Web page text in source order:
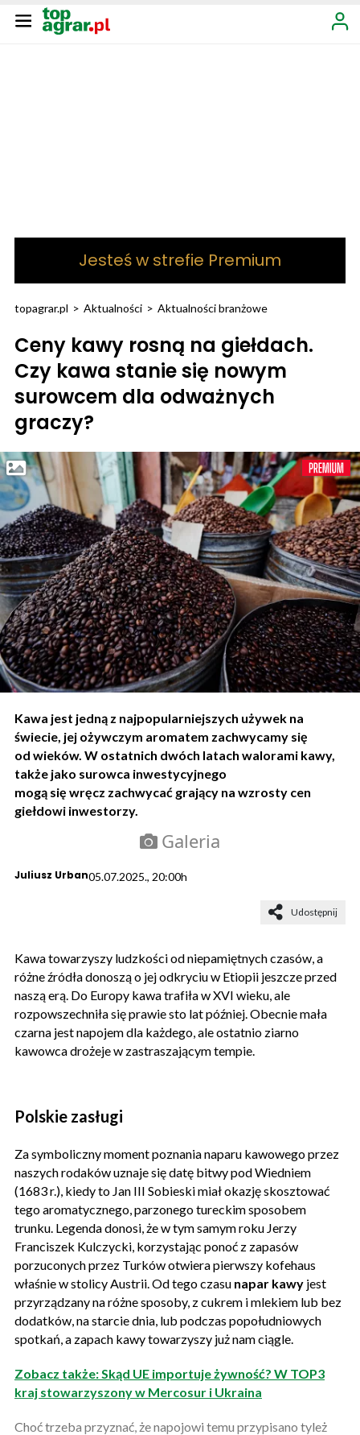
Jesteś w strefie Premium
topagrar.pl > Aktualności > Aktualności branżowe
Ceny kawy rosną na giełdach.
Czy kawa stanie się nowym
surowcem dla odważnych
graczy?
Kawa jest jedną z najpopularniejszych używek na
świecie, jej ożywczym aromatem zachwycamy się
od wieków. W ostatnich dwóch latach walorami kawy,
także jako surowca inwestycyjnego
mogą się wręcz zachwycać grający na wzrosty cen
giełdowi inwestorzy.
Galeria
Juliusz Urban05.07.2025., 20:00h
Udostępnij
Kawa towarzyszy ludzkości od niepamiętnych czasów, a
różne źródła donoszą o jej odkryciu w Etiopii jeszcze przed
naszą erą. Do Europy kawa trafiła w XVI wieku, ale
rozpowszechniła się prawie sto lat później. Obecnie mała
czarna jest napojem dla każdego, ale ostatnio ziarno
kawowca drożeje w zastraszającym tempie.
Polskie zasługi
Za symboliczny moment poznania naparu kawowego przez
naszych rodaków uznaje się datę bitwy pod Wiedniem
(1683 r.), kiedy to Jan III Sobieski miał okazję skosztować
tego aromatycznego, parzonego tureckim sposobem
trunku. Legenda donosi, że w tym samym roku Jerzy
Franciszek Kulczycki, korzystając ponoć z zapasów
porzuconych przez Turków otwiera pierwszy kofehaus
właśnie w stolicy Austrii. Od tego czasu napar kawy jest
przyrządzany na różne sposoby, z cukrem i mlekiem lub bez
dodatków, na starcie dnia, lub podczas popołudniowych
spotkań, a zapach kawy towarzyszy już nam ciągle.
Zobacz także: Skąd UE importuje żywność? W TOP3
kraj stowarzyszony w Mercosur i Ukraina
Choć trzeba przyznać, że napojowi temu przypisano tyleż